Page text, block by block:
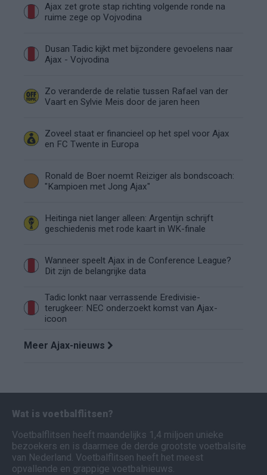
Ajax zet grote stap richting volgende ronde na
ruime zege op Vojvodina
Dusan Tadic kijkt met bijzondere gevoelens naar
Ajax - Vojvodina
Zo veranderde de relatie tussen Rafael van der
Vaart en Sylvie Meis door de jaren heen
Zoveel staat er financieel op het spel voor Ajax
en FC Twente in Europa
Ronald de Boer noemt Reiziger als bondscoach:
"Kampioen met Jong Ajax"
Heitinga niet langer alleen: Argentijn schrijft
geschiedenis met rode kaart in WK-finale
Wanneer speelt Ajax in de Conference League?
Dit zijn de belangrijke data
Tadic lonkt naar verrassende Eredivisie-
terugkeer: NEC onderzoekt komst van Ajax-
icoon
Meer Ajax-nieuws
Wat is voetbalflitsen?
Voetbalflitsen heeft maandelijks 1,4 miljoen unieke
bezoekers en is daarmee de derde grootste voetbalsite
van Nederland. Voetbalflitsen heeft het meest
opvallende en grappige voetbalnieuws.